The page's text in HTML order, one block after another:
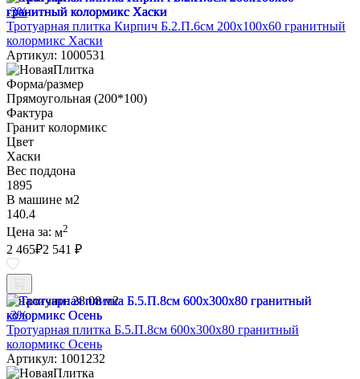
-3%
Тротуарная плитка Кирпич Б.2.П.6см 200х100х60 гранитный
колормикс Хаски
Артикул: 1000531
Форма/размер
Прямоугольная (200*100)
Фактура
Гранит колормикс
Цвет
Хаски
Вес поддона
1895
В машине м2
140.4
Цена за: м2
2 465₽2 541 ₽
В наличии: 28.08 м2
-3%
Тротуарная плитка Б.5.П.8см 600х300х80 гранитный
колормикс Осень
Артикул: 1001232